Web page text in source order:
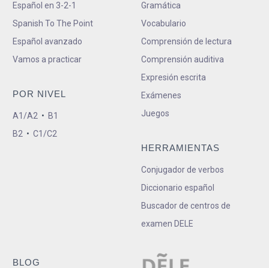
Español en 3-2-1
Spanish To The Point
Español avanzado
Vamos a practicar
POR NIVEL
A1/A2 • B1
B2 • C1/C2
Gramática
Vocabulario
Comprensión de lectura
Comprensión auditiva
Expresión escrita
Exámenes
Juegos
HERRAMIENTAS
Conjugador de verbos
Diccionario español
Buscador de centros de
examen DELE
BLOG